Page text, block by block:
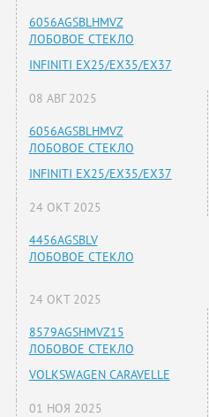
6056AGSBLHMVZ
ЛОБОВОЕ СТЕКЛО
INFINITI EX25/EX35/EX37
08 АВГ 2025
6056AGSBLHMVZ
ЛОБОВОЕ СТЕКЛО
INFINITI EX25/EX35/EX37
24 ОКТ 2025
4456AGSBLV
ЛОБОВОЕ СТЕКЛО
24 ОКТ 2025
8579AGSHMVZ15
ЛОБОВОЕ СТЕКЛО
VOLKSWAGEN CARAVELLE
01 НОЯ 2025